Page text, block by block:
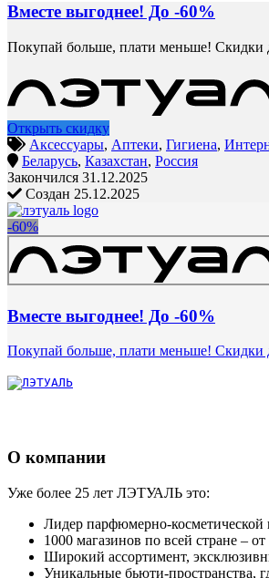
Вместе выгоднее! До -60%
Покупай больше, плати меньше! Скидки
Открыть скидку
Аксессуары, Аптеки, Гигиена,
Беларусь, Казахстан, Россия
Закончился 31.12.2025
Создан 25.12.2025
-60%
Вместе выгоднее! До -60%
Покупай больше, плати меньше! Скидки
О компании
Уже более 25 лет ЛЭТУАЛЬ это:
Лидер парфюмерно-косметической
1000 магазинов по всей стране –
Широкий ассортимент,
Уникальные бьюти-пространства,